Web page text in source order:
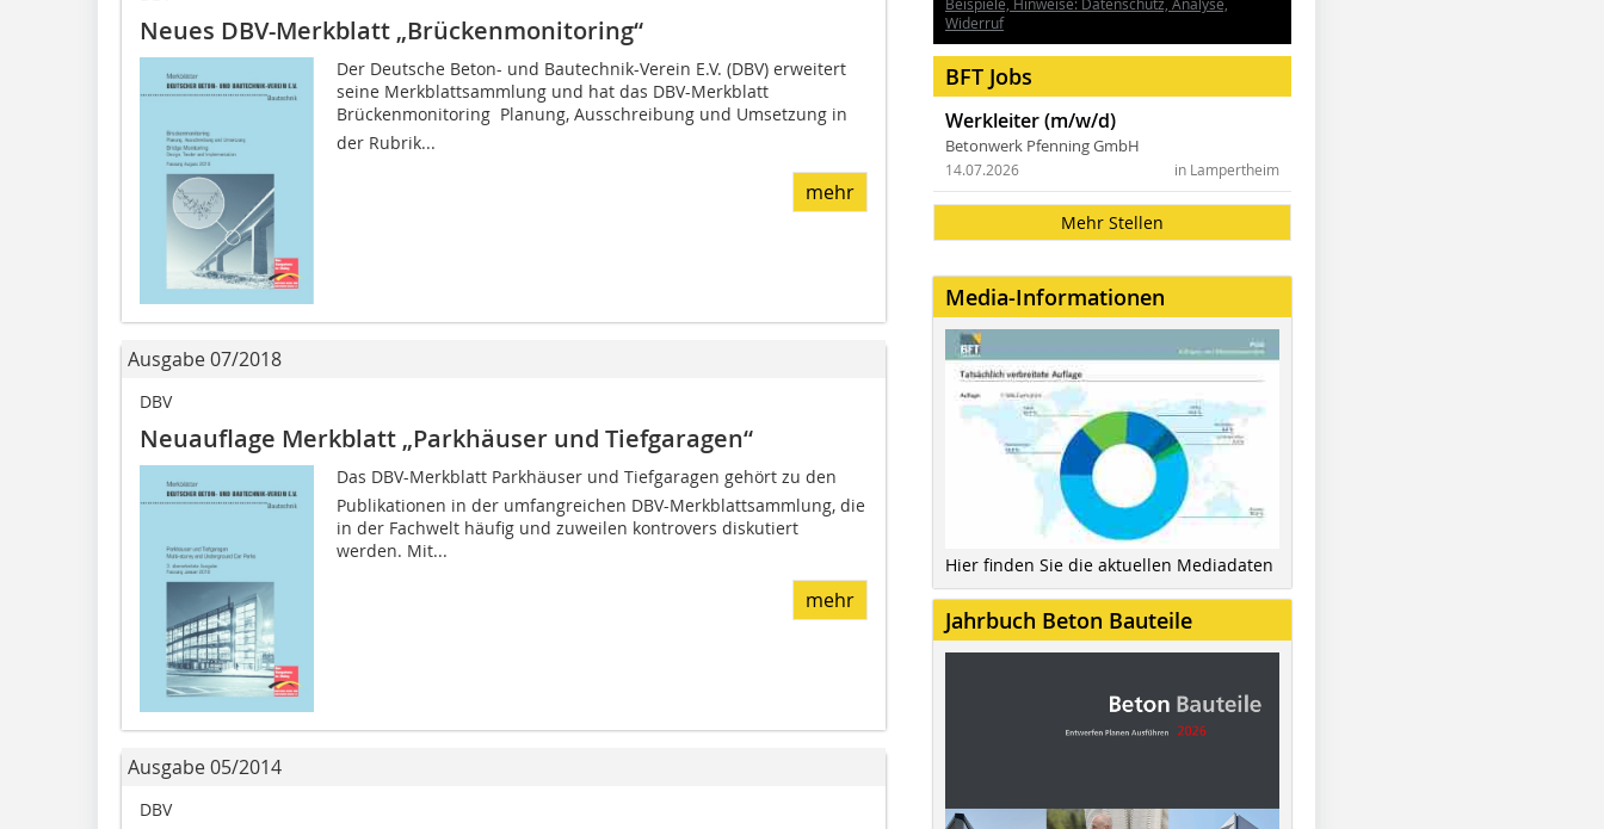
Neues DBV-Merkblatt „Brückenmonitoring“
Der Deutsche Beton- und Bautechnik-Verein E.V. (DBV) erweitert
seine Merkblattsammlung und hat das DBV-Merkblatt
Brückenmonitoring  Planung, Ausschreibung und Umsetzung in
der Rubrik...
mehr
Ausgabe 07/2018
DBV
Neuauflage Merkblatt „Parkhäuser und Tiefgaragen“
Das DBV-Merkblatt Parkhäuser und Tiefgaragen gehört zu den
Publikationen in der umfangreichen DBV-Merkblattsammlung, die
in der Fachwelt häufig und zuweilen kontrovers diskutiert
werden. Mit...
mehr
Ausgabe 05/2014
DBV
Widerruf
BFT Jobs
Werkleiter (m/w/d)
Betonwerk Pfenning GmbH
in Lampertheim
14.07.2026
Mehr Stellen
Media-Informationen
Hier finden Sie die aktuellen Mediadaten
Jahrbuch Beton Bauteile